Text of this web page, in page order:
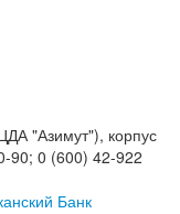
"Азимут"), корпус
90; 0 (600) 42-922
Банк